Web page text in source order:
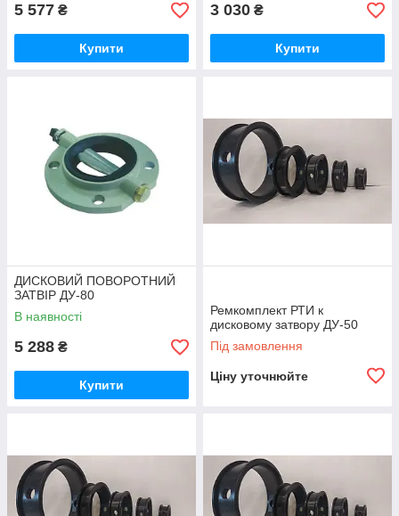
5 577 ₴
Купити
3 030 ₴
Купити
ДИСКОВИЙ ПОВОРОТНИЙ
ЗАТВІР ДУ-80
В наявності
5 288 ₴
Купити
Ремкомплект РТИ к
дисковому затвору ДУ-50
Під замовлення
Ціну уточнюйте